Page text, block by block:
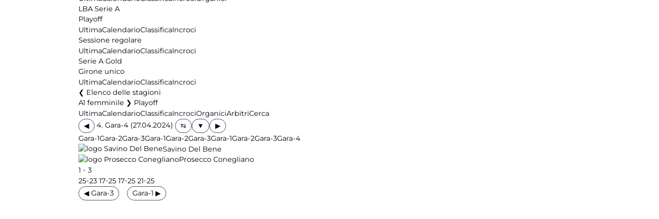
LBA Serie A
Playoff
UltimaCalendarioClassificaIncroci
Sessione regolare
UltimaCalendarioClassificaIncroci
Serie A Gold
Girone unico
UltimaCalendarioClassificaIncroci
Elenco delle stagioni
A1 femminile ❯ Playoff
UltimaCalendarioClassificaIncrociOrganiciArbitriCerca
◀
4. Gara-4 (27.04.2024)
▶
Gara-1Gara-2Gara-3Gara-1Gara-2Gara-3Gara-1Gara-2Gara-3Gara-4
Savino Del Bene
Prosecco Conegliano
1 - 3
25-23 17-25 17-25 21-25
◀ Gara-3
Gara-1 ▶